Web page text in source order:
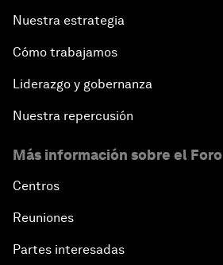
Nuestra estrategia
Cómo trabajamos
Liderazgo y gobernanza
Nuestra repercusión
Más información sobre el Foro
Centros
Reuniones
Partes interesadas